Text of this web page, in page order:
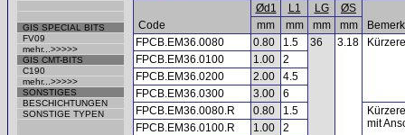
GIS SPECIAL BITS
FV09
mehr...>>>>>
GIS CMT-BITS
C190
mehr...>>>>>
SONSTIGES
BESCHICHTUNGEN
SONSTIGE TYPEN
Code
Ød1 L1 LG
ØS
mm mm mm
mm
FPCB.EM36.0080
0.80 1.5 36 3.18
FPCB.EM36.0100
1.00
2
FPCB.EM36.0200
2.00
4.5
FPCB.EM36.0300
3.00
6
FPCB.EM36.0080.R
0.80 1.5
mit
FPCB.EM36.0100.R 1.00
2